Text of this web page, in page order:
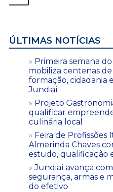
ÚLTIMAS NOTÍCIAS
Primeira semana
mobiliza centenas
formação, cidadania
Jundiaí
Projeto
qualificar
culinária local
Feira de
Almerinda Chaves
estudo, qualificação
Jundiaí avança
segurança, armas e
do efetivo